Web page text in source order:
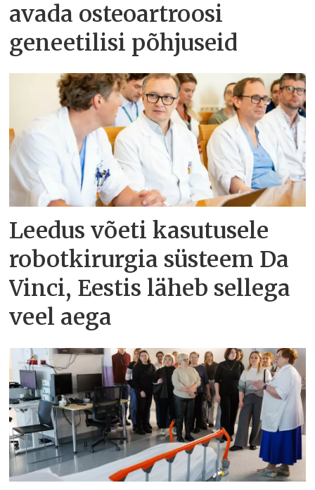
avada osteoartroosi
geneetilisi põhjuseid
Leedus võeti kasutusele
robotkirurgia süsteem Da
Vinci, Eestis läheb sellega
veel aega